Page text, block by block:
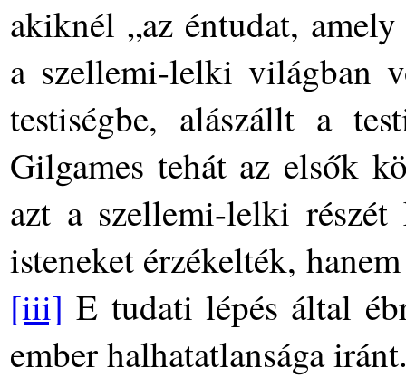
akiknél „az éntudat,
a szellemi-lelki világban
testiségbe, alászállt a
Gilgames tehát az elsők
azt a szellemi-lelki
isteneket érzékelték,
[iii] E tudati lépés által
ember halhatatlansága